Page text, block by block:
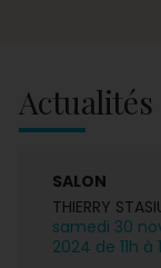
Actualités
SALON
THIERRY
samedi 30
2024 de 11h à